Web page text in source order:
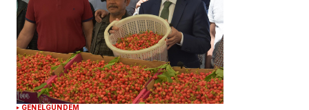
GENELGÜNDEM